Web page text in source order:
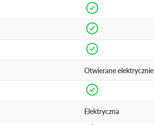
Otwierane elektrycznie
Elektryczna